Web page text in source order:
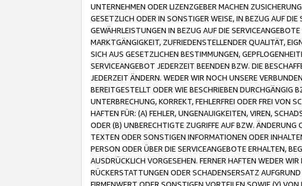
UNTERNEHMEN ODER LIZENZGEBER MACHEN
GESETZLICH ODER IN SONSTIGER WEISE, IN BEZUG AUF
GEWÄHRLEISTUNGEN IN BEZUG AUF DIE
MARKTGÄNGIGKEIT, ZUFRIEDENSTELLENDER QUALITÄT,
SICH AUS GESETZLICHEN BESTIMMUNGEN,
SERVICEANGEBOT JEDERZEIT BEENDEN BZW. DIE
JEDERZEIT ÄNDERN. WEDER WIR NOCH UNSERE
BEREITGESTELLT ODER WIE BESCHRIEBEN
UNTERBRECHUNG, KORREKT, FEHLERFREI ODER FREI VON
HAFTEN FÜR: (A) FEHLER, UNGENAUIGKEITEN, VIREN,
ODER (B) UNBERECHTIGTE ZUGRIFFE AUF BZW.
TEXTEN ODER SONSTIGEN INFORMATIONEN ODER
PERSON ODER ÜBER DIE SERVICEANGEBOTE ERHALTEN,
AUSDRÜCKLICH VORGESEHEN. FERNER HAFTEN WEDER
RÜCKERSTATTUNGEN ODER SCHADENSERSATZ